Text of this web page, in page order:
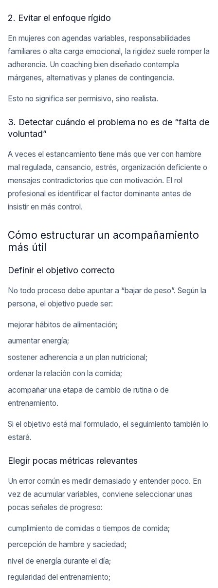
2. Evitar el enfoque rígido
En mujeres con agendas variables, responsabilidades
familiares o alta carga emocional, la rigidez suele romper la
adherencia. Un coaching bien diseñado contempla
márgenes, alternativas y planes de contingencia.
Esto no significa ser permisivo, sino realista.
3. Detectar cuándo el problema no es de “falta de
voluntad”
A veces el estancamiento tiene más que ver con hambre
mal regulada, cansancio, estrés, organización deficiente o
mensajes contradictorios que con motivación. El rol
profesional es identificar el factor dominante antes de
insistir en más control.
Cómo estructurar un acompañamiento
más útil
Definir el objetivo correcto
No todo proceso debe apuntar a “bajar de peso”. Según la
persona, el objetivo puede ser:
mejorar hábitos de alimentación;
aumentar energía;
sostener adherencia a un plan nutricional;
ordenar la relación con la comida;
acompañar una etapa de cambio de rutina o de
entrenamiento.
Si el objetivo está mal formulado, el seguimiento también lo
estará.
Elegir pocas métricas relevantes
Un error común es medir demasiado y entender poco. En
vez de acumular variables, conviene seleccionar unas
pocas señales de progreso:
cumplimiento de comidas o tiempos de comida;
percepción de hambre y saciedad;
nivel de energía durante el día;
regularidad del entrenamiento;